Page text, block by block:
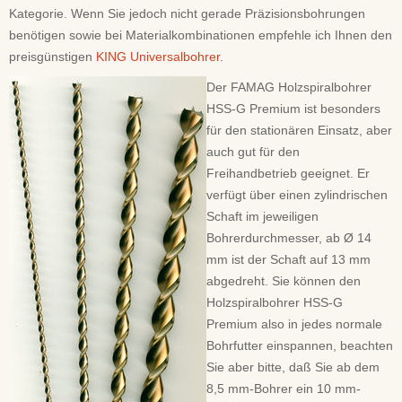
Kategorie. Wenn Sie jedoch nicht gerade Präzisionsbohrungen
benötigen sowie bei Materialkombinationen empfehle ich Ihnen den
preisgünstigen KING Universalbohrer.
Der FAMAG Holzspiralbohrer
HSS-G Premium ist besonders
für den stationären Einsatz, aber
auch gut für den
Freihandbetrieb geeignet. Er
verfügt über einen zylindrischen
Schaft im jeweiligen
Bohrerdurchmesser, ab Ø 14
mm ist der Schaft auf 13 mm
abgedreht. Sie können den
Holzspiralbohrer HSS-G
Premium also in jedes normale
Bohrfutter einspannen, beachten
Sie aber bitte, daß Sie ab dem
8,5 mm-Bohrer ein 10 mm-